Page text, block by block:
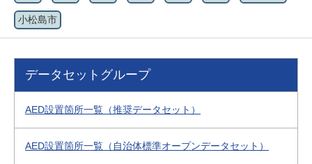
小松島市
データセットグループ
AED設置箇所一覧（推奨データセット）
AED設置箇所一覧（自治体標準オープンデータセット）